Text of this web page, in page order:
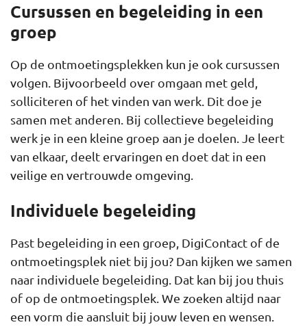
Cursussen en begeleiding in een
groep
Op de ontmoetingsplekken kun je ook cursussen
volgen. Bijvoorbeeld over omgaan met geld,
solliciteren of het vinden van werk. Dit doe je
samen met anderen. Bij collectieve begeleiding
werk je in een kleine groep aan je doelen. Je leert
van elkaar, deelt ervaringen en doet dat in een
veilige en vertrouwde omgeving.
Individuele begeleiding
Past begeleiding in een groep, DigiContact of de
ontmoetingsplek niet bij jou? Dan kijken we samen
naar individuele begeleiding. Dat kan bij jou thuis
of op de ontmoetingsplek. We zoeken altijd naar
een vorm die aansluit bij jouw leven en wensen.